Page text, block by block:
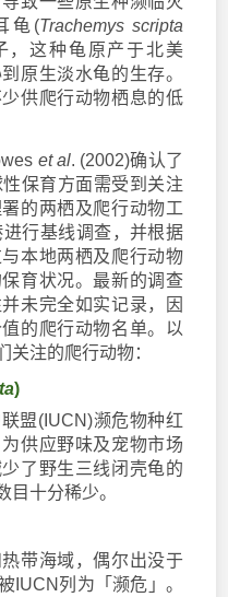
龟(Trachemys scripta
，这种龟原产于北美
原生淡水龟的生存。
供爬行动物栖息的低
et al. (2002)确认了
保育方面需受到关注
的两栖及爬行动物工
行基线调查，并根据
本地两栖及爬行动物
育状况。最新的调查
未完全如实记录，因
的爬行动物名单。以
关注的爬行动物：
)
盟(IUCN)濒危物种红
供应野味及宠物市场
了野生三线闭壳龟的
目十分稀少。
带海域，偶尔出没于
IUCN列为「濒危」。